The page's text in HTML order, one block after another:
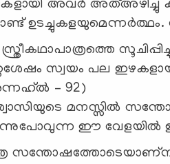
അവര്‍ അത്അഴിച്ചു
ഉടച്ചുകളയുമെന്നര്‍ത്ഥം.
സ്വയം പല
– 92)
മനസ്സില്‍
ഈ വേളയില്‍
സന്തോഷത്തോടെയാണ്നാം